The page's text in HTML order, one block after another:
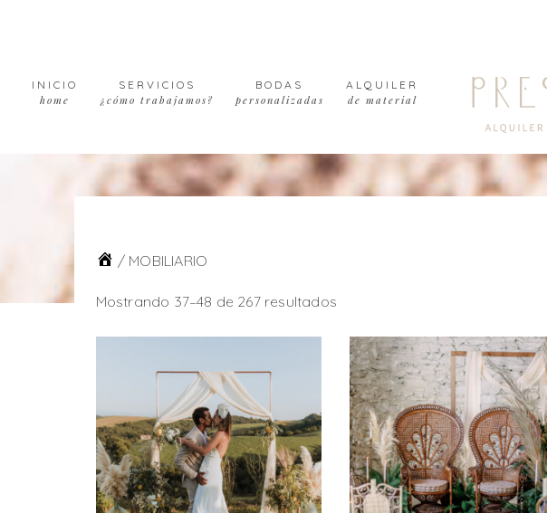
navigation
content
sidebarINICIO
home
SERVICIOS
¿cómo trabajamos?
BODAS
personalizadas
ALQUILER
de material
/ MOBILIARIO
Mostrando 37–48 de 267 resultados